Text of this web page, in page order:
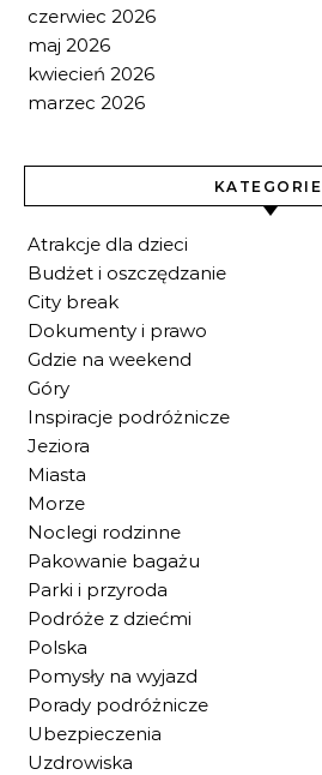
czerwiec 2026
maj 2026
kwiecień 2026
marzec 2026
KATEGORIE
Atrakcje dla dzieci
Budżet i oszczędzanie
City break
Dokumenty i prawo
Gdzie na weekend
Góry
Inspiracje podróżnicze
Jeziora
Miasta
Morze
Noclegi rodzinne
Pakowanie bagażu
Parki i przyroda
Podróże z dziećmi
Polska
Pomysły na wyjazd
Porady podróżnicze
Ubezpieczenia
Uzdrowiska